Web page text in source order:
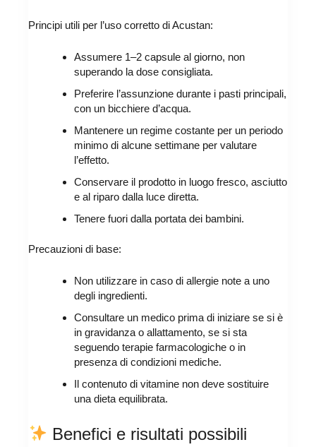
Principi utili per l’uso corretto di Acustan:
Assumere 1–2 capsule al giorno, non
superando la dose consigliata.
Preferire l’assunzione durante i pasti principali,
con un bicchiere d’acqua.
Mantenere un regime costante per un periodo
minimo di alcune settimane per valutare
l’effetto.
Conservare il prodotto in luogo fresco, asciutto
e al riparo dalla luce diretta.
Tenere fuori dalla portata dei bambini.
Precauzioni di base:
Non utilizzare in caso di allergie note a uno
degli ingredienti.
Consultare un medico prima di iniziare se si è
in gravidanza o allattamento, se si sta
seguendo terapie farmacologiche o in
presenza di condizioni mediche.
Il contenuto di vitamine non deve sostituire
una dieta equilibrata.
Benefici e risultati possibili